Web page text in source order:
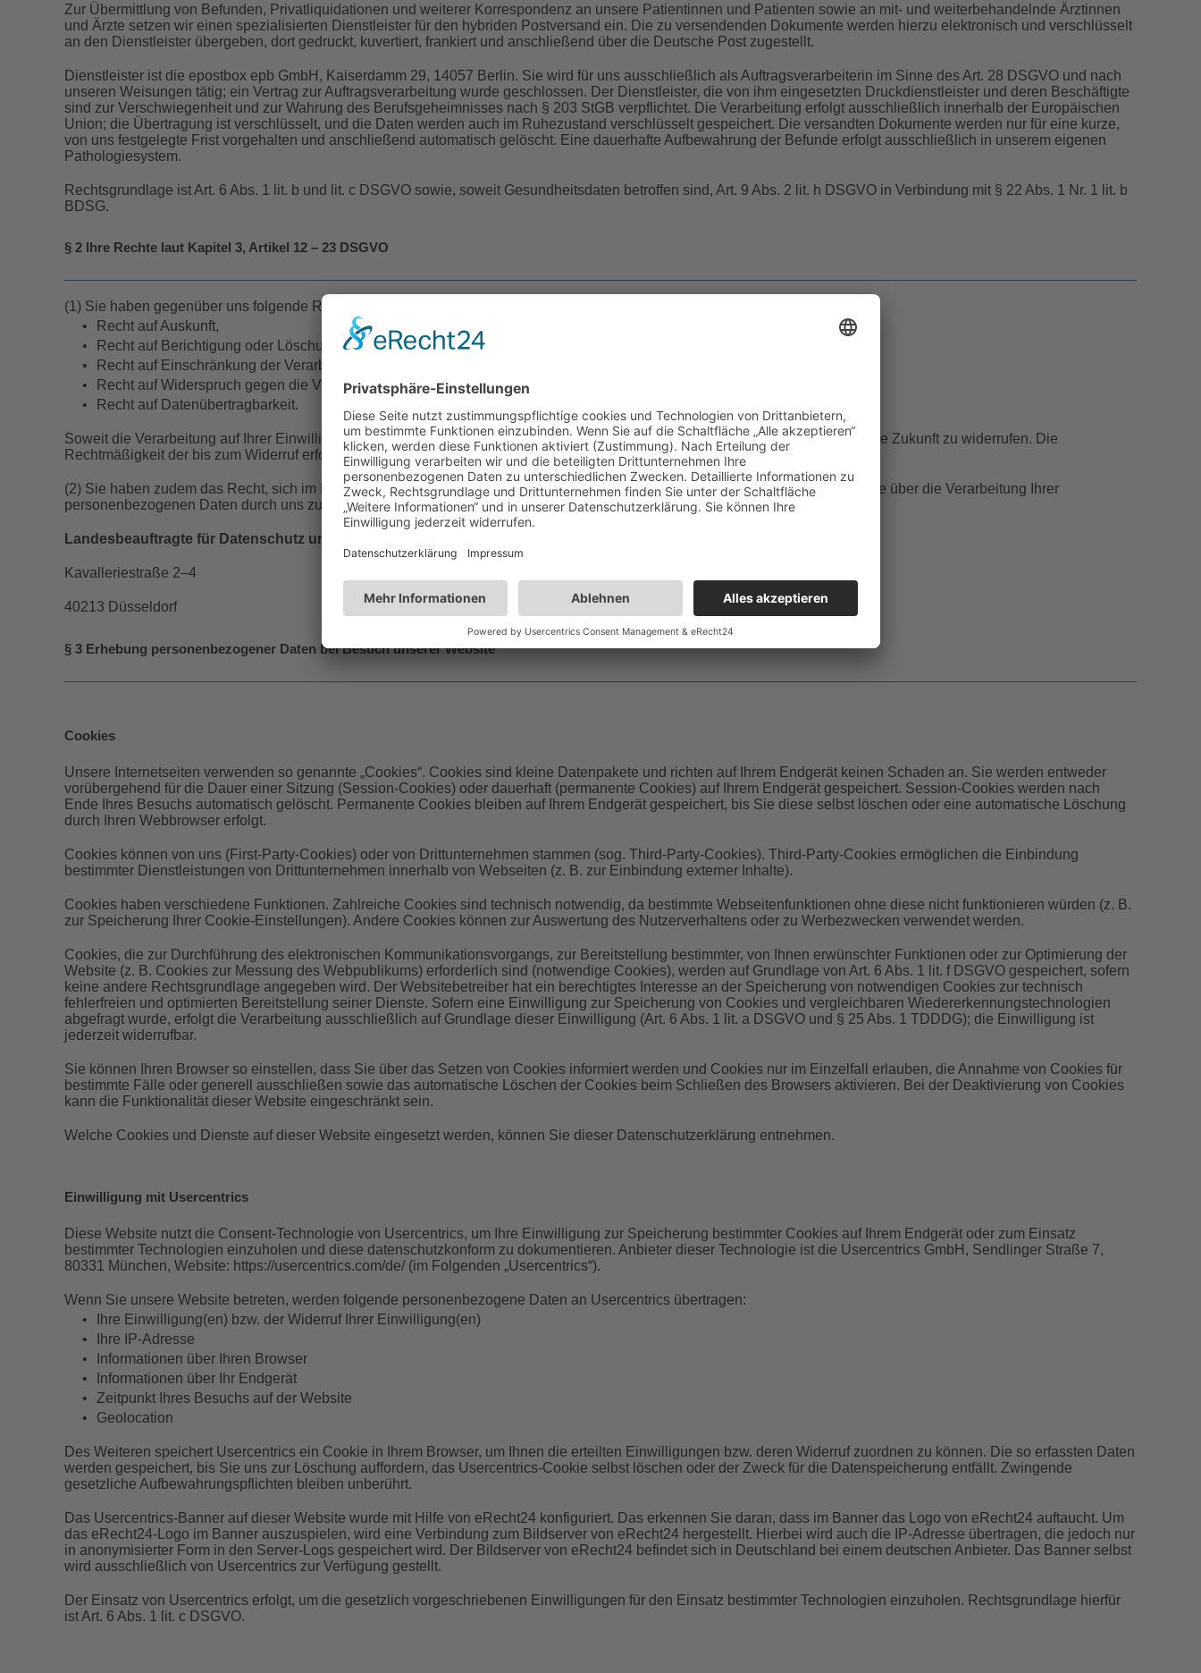
Zur Übermittlung von Befunden, Privatliquidationen und weiterer Korrespondenz an unsere Patientinnen und Patienten sowie an mit- und weiterbehandelnde Ärztinnen
und Ärzte setzen wir einen spezialisierten Dienstleister für den hybriden Postversand ein. Die zu versendenden Dokumente werden hierzu elektronisch und verschlüsselt
an den Dienstleister übergeben, dort gedruckt, kuvertiert, frankiert und anschließend über die Deutsche Post zugestellt.
Dienstleister ist die epostbox epb GmbH, Kaiserdamm 29, 14057 Berlin. Sie wird für uns ausschließlich als Auftragsverarbeiterin im Sinne des Art. 28 DSGVO und nach
unseren Weisungen tätig; ein Vertrag zur Auftragsverarbeitung wurde geschlossen. Der Dienstleister, die von ihm eingesetzten Druckdienstleister und deren Beschäftigte
sind zur Verschwiegenheit und zur Wahrung des Berufsgeheimnisses nach § 203 StGB verpflichtet. Die Verarbeitung erfolgt ausschließlich innerhalb der Europäischen
Union; die Übertragung ist verschlüsselt, und die Daten werden auch im Ruhezustand verschlüsselt gespeichert. Die versandten Dokumente werden nur für eine kurze,
von uns festgelegte Frist vorgehalten und anschließend automatisch gelöscht. Eine dauerhafte Aufbewahrung der Befunde erfolgt ausschließlich in unserem eigenen
Pathologiesystem.
Rechtsgrundlage ist Art. 6 Abs. 1 lit. b und lit. c DSGVO sowie, soweit Gesundheitsdaten betroffen sind, Art. 9 Abs. 2 lit. h DSGVO in Verbindung mit § 22 Abs. 1 Nr. 1 lit. b
BDSG.
§ 2 Ihre Rechte laut Kapitel 3, Artikel 12 – 23 DSGVO
(1) Sie haben gegenüber uns folgende Rechte hinsichtlich der Sie betreffenden personenbezogenen Daten:
•
Recht auf Auskunft,
•
Recht auf Berichtigung oder Löschung,
•
Recht auf Einschränkung der Verarbeitung,
•
Recht auf Widerspruch gegen die Verarbeitung,
•
Recht auf Datenübertragbarkeit.
Soweit die Verarbeitung auf Ihrer Einwilligung beruht, haben Sie zudem das Recht, diese Einwilligung jederzeit mit Wirkung für die Zukunft zu widerrufen. Die
Rechtmäßigkeit der bis zum Widerruf erfolgten Verarbeitung bleibt davon unberührt.
(2) Sie haben zudem das Recht, sich im Falle datenschutzrechtlicher Verstöße bei der zuständigen Datenschutz-Aufsichtsbehörde über die Verarbeitung Ihrer
personenbezogenen Daten durch uns zu beschweren. Die für uns zuständige Aufsichtsbehörde ist die
Landesbeauftragte für Datenschutz und Informationsfreiheit Nordrhein-Westfalen
Kavalleriestraße 2–4
40213 Düsseldorf
§ 3 Erhebung personenbezogener Daten bei Besuch unserer Website
Cookies
Unsere Internetseiten verwenden so genannte „Cookies“. Cookies sind kleine Datenpakete und richten auf Ihrem Endgerät keinen Schaden an. Sie werden entweder
vorübergehend für die Dauer einer Sitzung (Session-Cookies) oder dauerhaft (permanente Cookies) auf Ihrem Endgerät gespeichert. Session-Cookies werden nach
Ende Ihres Besuchs automatisch gelöscht. Permanente Cookies bleiben auf Ihrem Endgerät gespeichert, bis Sie diese selbst löschen oder eine automatische Löschung
durch Ihren Webbrowser erfolgt.
Cookies können von uns (First-Party-Cookies) oder von Drittunternehmen stammen (sog. Third-Party-Cookies). Third-Party-Cookies ermöglichen die Einbindung
bestimmter Dienstleistungen von Drittunternehmen innerhalb von Webseiten (z. B. zur Einbindung externer Inhalte).
Cookies haben verschiedene Funktionen. Zahlreiche Cookies sind technisch notwendig, da bestimmte Webseitenfunktionen ohne diese nicht funktionieren würden (z. B.
zur Speicherung Ihrer Cookie-Einstellungen). Andere Cookies können zur Auswertung des Nutzerverhaltens oder zu Werbezwecken verwendet werden.
Cookies, die zur Durchführung des elektronischen Kommunikationsvorgangs, zur Bereitstellung bestimmter, von Ihnen erwünschter Funktionen oder zur Optimierung der
Website (z. B. Cookies zur Messung des Webpublikums) erforderlich sind (notwendige Cookies), werden auf Grundlage von Art. 6 Abs. 1 lit. f DSGVO gespeichert, sofern
keine andere Rechtsgrundlage angegeben wird. Der Websitebetreiber hat ein berechtigtes Interesse an der Speicherung von notwendigen Cookies zur technisch
fehlerfreien und optimierten Bereitstellung seiner Dienste. Sofern eine Einwilligung zur Speicherung von Cookies und vergleichbaren Wiedererkennungstechnologien
abgefragt wurde, erfolgt die Verarbeitung ausschließlich auf Grundlage dieser Einwilligung (Art. 6 Abs. 1 lit. a DSGVO und § 25 Abs. 1 TDDDG); die Einwilligung ist
jederzeit widerrufbar.
Sie können Ihren Browser so einstellen, dass Sie über das Setzen von Cookies informiert werden und Cookies nur im Einzelfall erlauben, die Annahme von Cookies für
bestimmte Fälle oder generell ausschließen sowie das automatische Löschen der Cookies beim Schließen des Browsers aktivieren. Bei der Deaktivierung von Cookies
kann die Funktionalität dieser Website eingeschränkt sein.
Welche Cookies und Dienste auf dieser Website eingesetzt werden, können Sie dieser Datenschutzerklärung entnehmen.
Einwilligung mit Usercentrics
Diese Website nutzt die Consent-Technologie von Usercentrics, um Ihre Einwilligung zur Speicherung bestimmter Cookies auf Ihrem Endgerät oder zum Einsatz
bestimmter Technologien einzuholen und diese datenschutzkonform zu dokumentieren. Anbieter dieser Technologie ist die Usercentrics GmbH, Sendlinger Straße 7,
80331 München, Website: https://usercentrics.com/de/ (im Folgenden „Usercentrics“).
Wenn Sie unsere Website betreten, werden folgende personenbezogene Daten an Usercentrics übertragen:
•
Ihre Einwilligung(en) bzw. der Widerruf Ihrer Einwilligung(en)
•
Ihre IP-Adresse
•
Informationen über Ihren Browser
•
Informationen über Ihr Endgerät
•
Zeitpunkt Ihres Besuchs auf der Website
•
Geolocation
Des Weiteren speichert Usercentrics ein Cookie in Ihrem Browser, um Ihnen die erteilten Einwilligungen bzw. deren Widerruf zuordnen zu können. Die so erfassten Daten
werden gespeichert, bis Sie uns zur Löschung auffordern, das Usercentrics-Cookie selbst löschen oder der Zweck für die Datenspeicherung entfällt. Zwingende
gesetzliche Aufbewahrungspflichten bleiben unberührt.
Das Usercentrics-Banner auf dieser Website wurde mit Hilfe von eRecht24 konfiguriert. Das erkennen Sie daran, dass im Banner das Logo von eRecht24 auftaucht. Um
das eRecht24-Logo im Banner auszuspielen, wird eine Verbindung zum Bildserver von eRecht24 hergestellt. Hierbei wird auch die IP-Adresse übertragen, die jedoch nur
in anonymisierter Form in den Server-Logs gespeichert wird. Der Bildserver von eRecht24 befindet sich in Deutschland bei einem deutschen Anbieter. Das Banner selbst
wird ausschließlich von Usercentrics zur Verfügung gestellt.
Der Einsatz von Usercentrics erfolgt, um die gesetzlich vorgeschriebenen Einwilligungen für den Einsatz bestimmter Technologien einzuholen. Rechtsgrundlage hierfür
ist Art. 6 Abs. 1 lit. c DSGVO.